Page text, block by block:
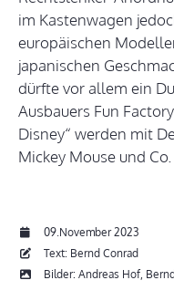
im Kastenwagen
europäischen
japanischen
dürfte vor allem ein
Ausbauers Fun
Disney“ werden mit
Mickey Mouse und
09.November 2023
Text: Bernd Conrad
Bilder: Andreas Hof,